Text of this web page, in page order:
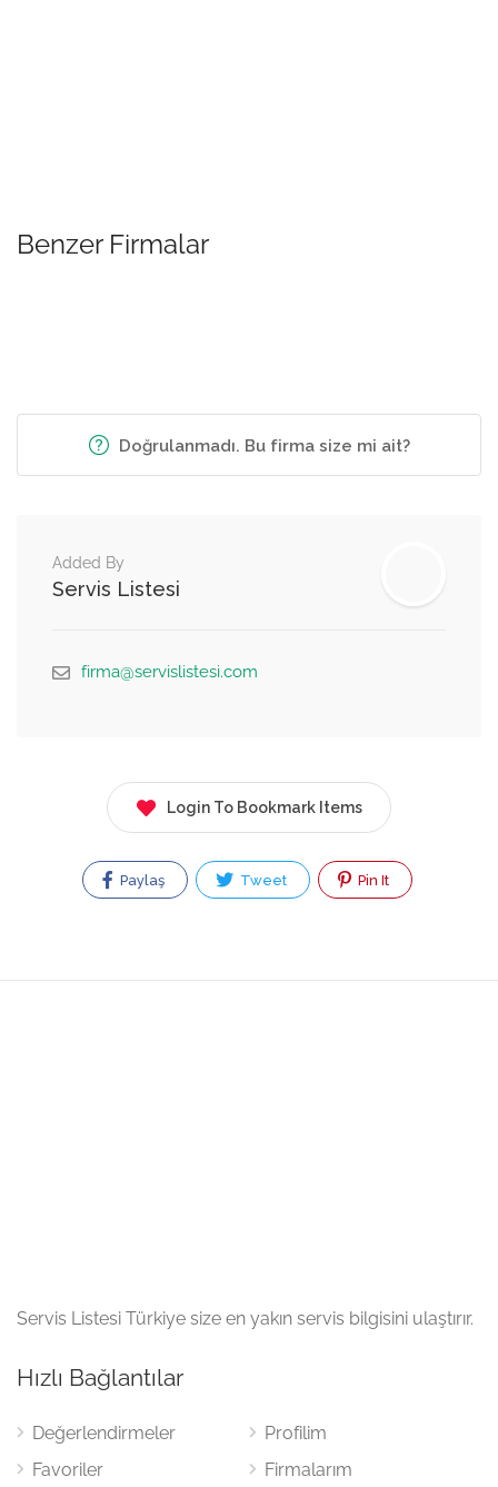
Benzer Firmalar
Doğrulanmadı. Bu firma size mi ait?
Added By
Servis Listesi
firma@servislistesi.com
Login To Bookmark Items
Paylaş Tweet Pin It
Servis Listesi Türkiye size en yakın servis bilgisini ulaştırır.
Hızlı Bağlantılar
Değerlendirmeler
Favoriler
Profilim
Firmalarım